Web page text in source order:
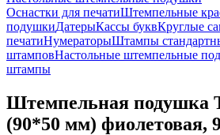
Оснастки для печатиШтемпельные
подушкиДатерыКассы буквКруглые
печатиНумераторыШтампы
штамповНастольные штемпельные
штампы
Штемпельная подушка
(90*50 мм) фиолетовая,